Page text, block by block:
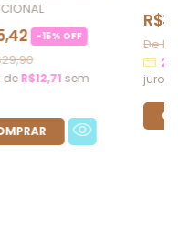
-15% OFF
deR$12,71 sem
2
juros